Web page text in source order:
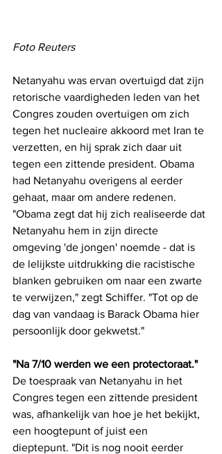
Foto Reuters
Netanyahu was ervan overtuigd dat zijn
retorische vaardigheden leden van het
Congres zouden overtuigen om zich
tegen het nucleaire akkoord met Iran te
verzetten, en hij sprak zich daar uit
tegen een zittende president. Obama
had Netanyahu overigens al eerder
gehaat, maar om andere redenen.
"Obama zegt dat hij zich realiseerde dat
Netanyahu hem in zijn directe
omgeving 'de jongen' noemde - dat is
de lelijkste uitdrukking die racistische
blanken gebruiken om naar een zwarte
te verwijzen," zegt Schiffer. "Tot op de
dag van vandaag is Barack Obama hier
persoonlijk door gekwetst."
"Na 7/10 werden we een protectoraat."
De toespraak van Netanyahu in het
Congres tegen een zittende president
was, afhankelijk van hoe je het bekijkt,
een hoogtepunt of juist een
dieptepunt. "Dit is nog nooit eerder